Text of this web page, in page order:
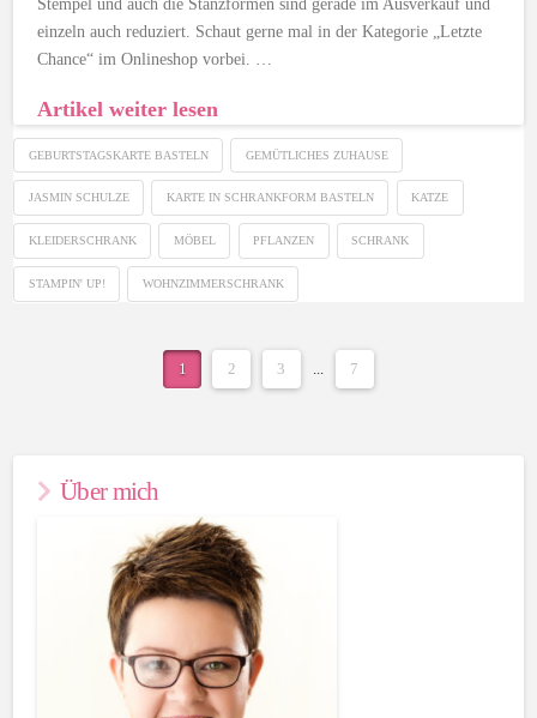
Stempel und auch die Stanzformen sind gerade im Ausverkauf und
einzeln auch reduziert. Schaut gerne mal in der Kategorie „Letzte
Chance“ im Onlineshop vorbei. …
Artikel weiter lesen
GEBURTSTAGSKARTE BASTELN GEMÜTLICHES ZUHAUSE
JASMIN SCHULZE KARTE IN SCHRANKFORM BASTELN KATZE
KLEIDERSCHRANK MÖBEL PFLANZEN SCHRANK
STAMPIN' UP! WOHNZIMMERSCHRANK
1 2 3 7
Über mich